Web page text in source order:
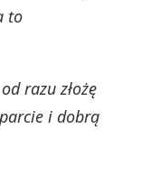
to
razu złożę
i dobrą